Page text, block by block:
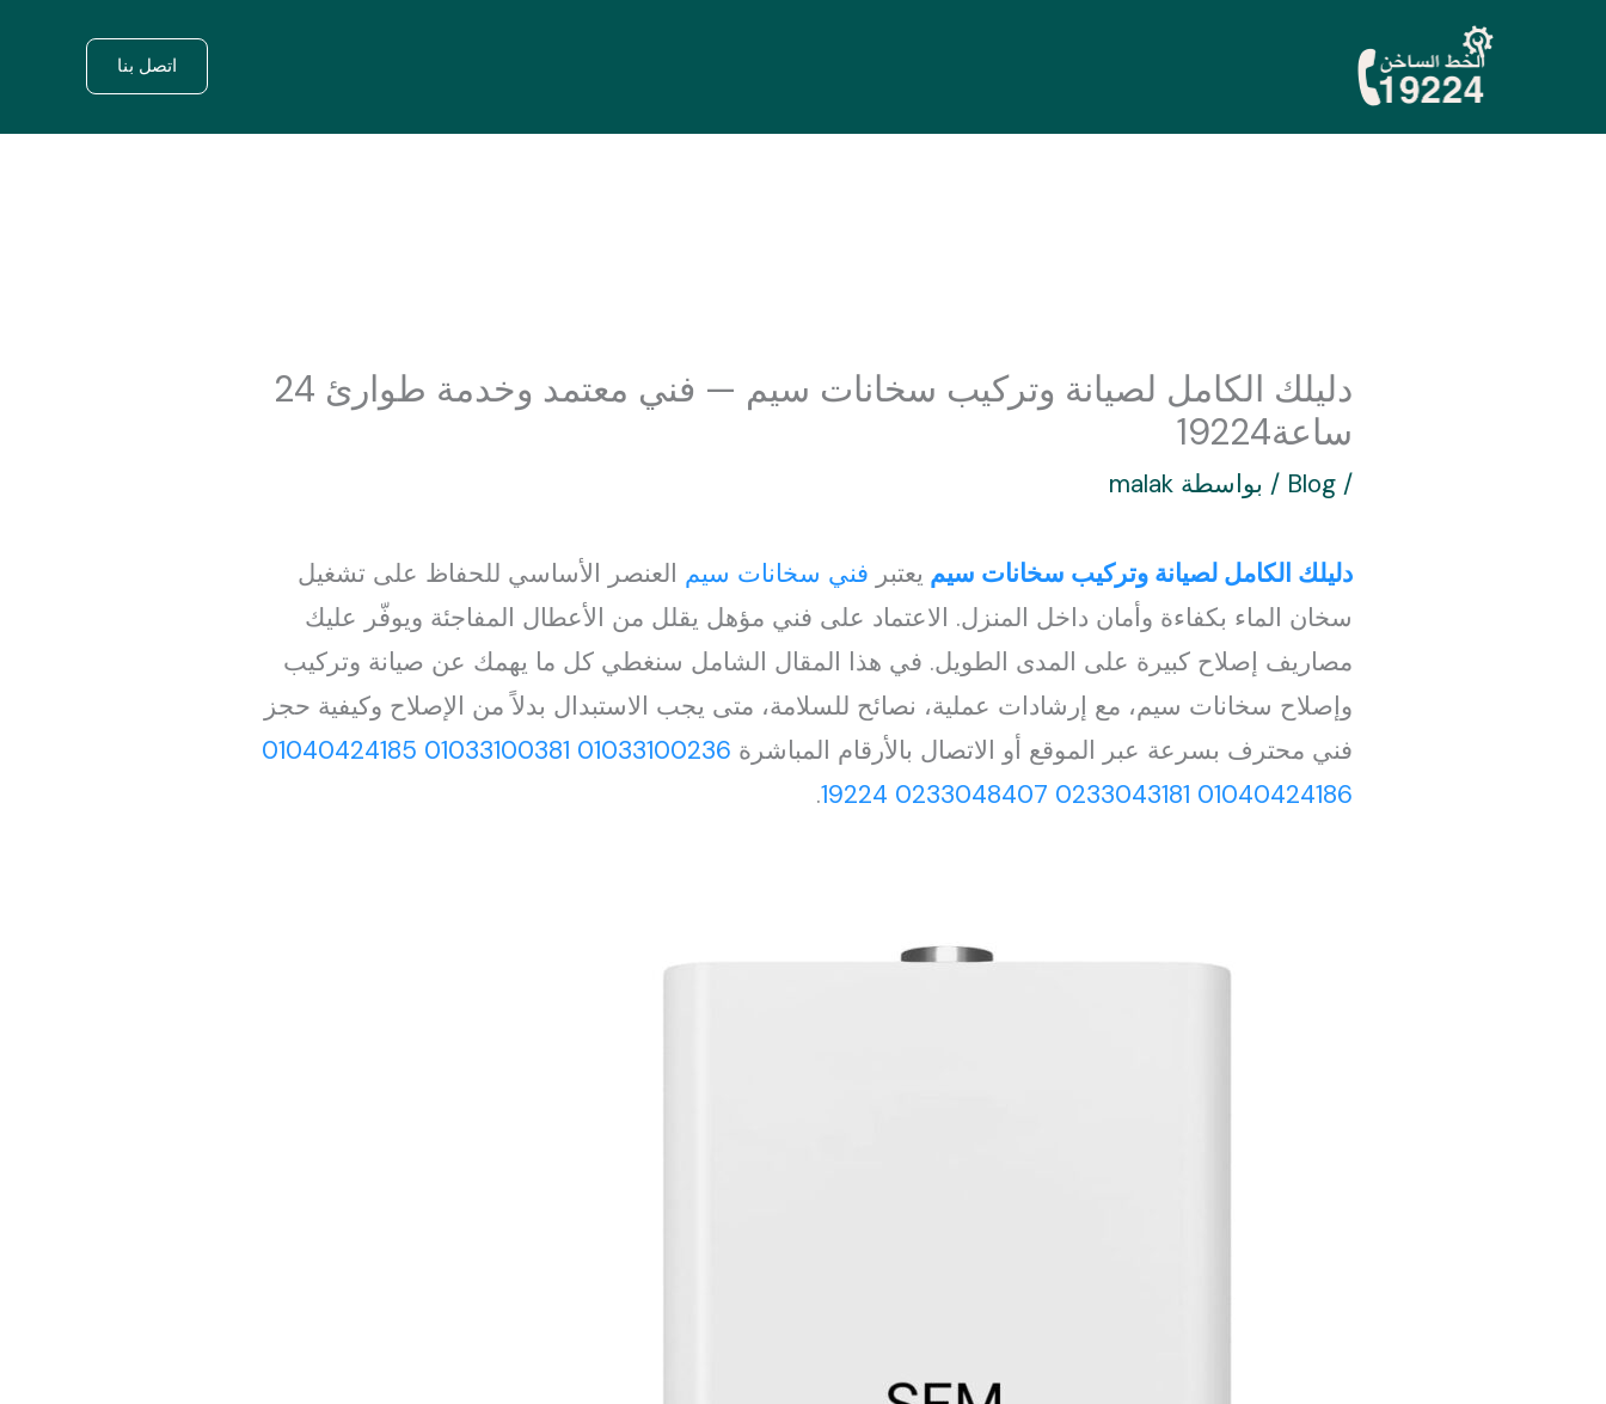
اتصل بنا
دليلك الكامل لصيانة وتركيب سخانات سيم — فني معتمد وخدمة طوارئ 24
ساعة19224
/
Blog / بواسطة malak
دليلك الكامل لصيانة وتركيب سخانات سيم يعتبر فني سخانات سيم العنصر الأساسي للحفاظ على تشغيل
سخان الماء بكفاءة وأمان داخل المنزل. الاعتماد على فني مؤهل يقلل من الأعطال المفاجئة ويوفّر عليك
مصاريف إصلاح كبيرة على المدى الطويل. في هذا المقال الشامل سنغطي كل ما يهمك عن صيانة وتركيب
وإصلاح سخانات سيم، مع إرشادات عملية، نصائح للسلامة، متى يجب الاستبدال بدلاً من الإصلاح وكيفية حجز
فني محترف بسرعة عبر الموقع أو الاتصال بالأرقام المباشرة 01033100236
01033100381
01040424185
01040424186
0233043181
0233048407
19224
.